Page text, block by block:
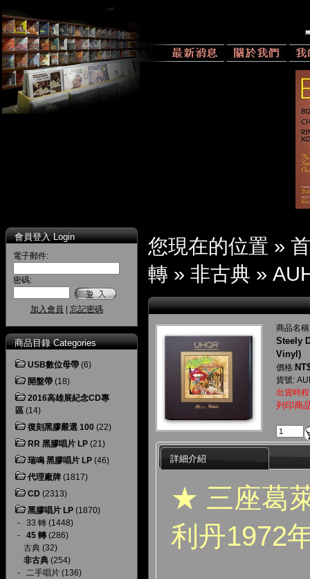
會員登入 Login
電子郵件:
密碼:
加入會員 忘記密碼
商品目錄 Categories
USB數位母帶 (6)
開盤帶 (18)
2016高雄展紀念CD專
區 (14)
復刻黑膠嚴選 100 (22)
RR 黑膠唱片 LP (21)
瑞鳴 黑膠唱片 LP (46)
代理廠牌 (1817)
CD (2313)
黑膠唱片 LP (1870)
- 33 轉 (1448)
- 45 轉 (286)
古典 (32)
非古典 (254)
- 二手唱片 (136)
您現在的位置 »
轉 » 非古典 »
商品名
Steely
Vinyl)
價格:
貨號:
出貨時
列印商
詳細介紹
★ 三座葛
利丹1972